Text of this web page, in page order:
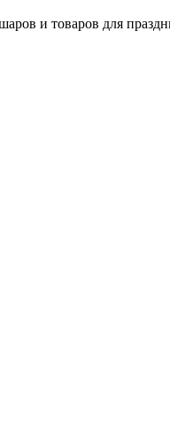
и товаров для